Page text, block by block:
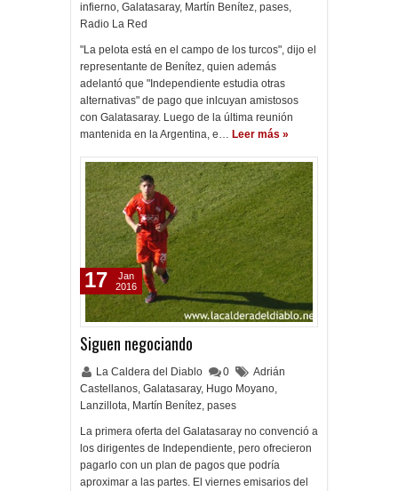
infierno, Galatasaray, Martín Benítez, pases,
Radio La Red
"La pelota está en el campo de los turcos", dijo el
representante de Benítez, quien además
adelantó que "Independiente estudia otras
alternativas" de pago que inlcuyan amistosos
con Galatasaray. Luego de la última reunión
mantenida en la Argentina, e… Leer más »
Siguen negociando
La Caldera del Diablo 0
Adrián
Castellanos, Galatasaray, Hugo Moyano,
Lanzillota, Martín Benítez, pases
La primera oferta del Galatasaray no convenció a
los dirigentes de Independiente, pero ofrecieron
pagarlo con un plan de pagos que podría
aproximar a las partes. El viernes emisarios del
17
Jan
2016